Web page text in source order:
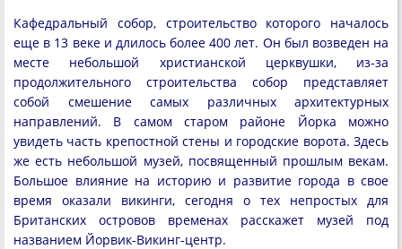
Кафедральный собор, строительство которого началось
еще в 13 веке и длилось более 400 лет. Он был возведен на
месте небольшой христианской церквушки, из-за
продолжительного строительства собор представляет
собой смешение самых различных архитектурных
направлений. В самом старом районе Йорка можно
увидеть часть крепостной стены и городские ворота. Здесь
же есть небольшой музей, посвященный прошлым векам.
Большое влияние на историю и развитие города в свое
время оказали викинги, сегодня о тех непростых для
Британских островов временах расскажет музей под
названием Йорвик-Викинг-центр.